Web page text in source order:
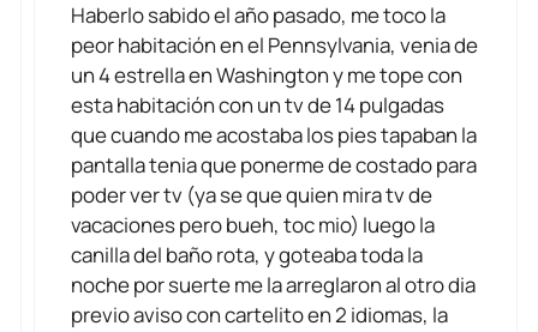
Haberlo sabido el año pasado, me toco la
peor habitación en el Pennsylvania, venia de
un 4 estrella en Washington y me tope con
esta habitación con un tv de 14 pulgadas
que cuando me acostaba los pies tapaban la
pantalla tenia que ponerme de costado para
poder ver tv (ya se que quien mira tv de
vacaciones pero bueh, toc mio) luego la
canilla del baño rota, y goteaba toda la
noche por suerte me la arreglaron al otro dia
previo aviso con cartelito en 2 idiomas, la